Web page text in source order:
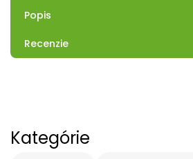
Popis
Recenzie
Kategórie